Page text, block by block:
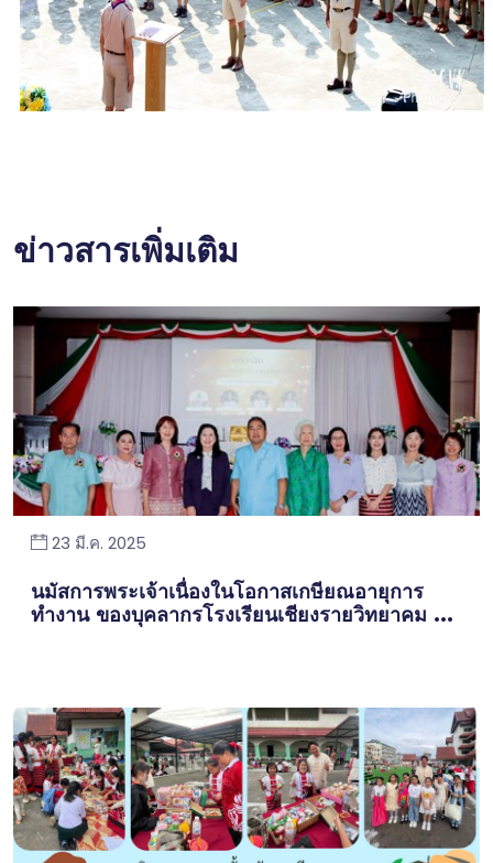
ข่าวสารเพิ่มเติม
23 มี.ค. 2025
นมัสการพระเจ้าเนื่องในโอกาสเกษียณอายุการ
ทำงาน ของบุคลากรโรงเรียนเชียงรายวิทยาคม ...